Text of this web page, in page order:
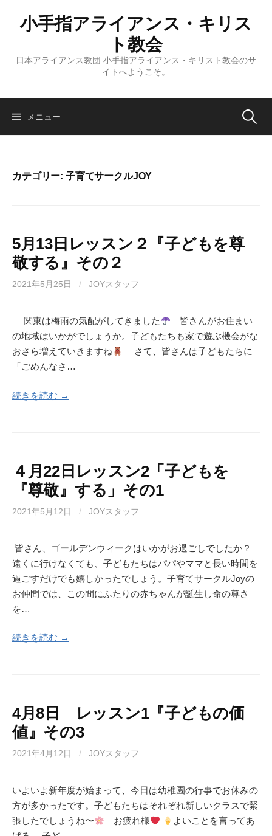
ス
小手指アライアンス・キリス
ト教会
日本アライアンス教団 小手指アライアンス・キリスト教会のサ
イトへようこそ。
メニュー 検
カテゴリー: 子育てサークルJOY
5月13日レッスン２『子どもを尊
敬する』その２
2021年5月25日 / JOYスタッフ
関東は梅雨の気配がしてきました
皆さんがお住まい
の地域はいかがでしょうか。子どもたちも家で遊ぶ機会がな
おさら増えていきますね
さて、皆さんは子どもたちに
「ごめんなさ…
続きを読む →
４月22日レッスン2「子どもを
『尊敬』する」その1
2021年5月12日 / JOYスタッフ
皆さん、ゴールデンウィークはいかがお過ごしでしたか？
遠くに行けなくても、子どもたちはパパやママと長い時間を
過ごすだけでも嬉しかったでしょう。子育てサークルJoyの
お仲間では、この間にふたりの赤ちゃんが誕生し命の尊さ
を…
続きを読む →
4月8日 レッスン1『子どもの価
値』その3
2021年4月12日 / JOYスタッフ
いよいよ新年度が始まって、今日は幼稚園の行事でお休みの
方が多かったです。子どもたちはそれぞれ新しいクラスで緊
張したでしょうね〜
お疲れ様
よいことを言ってあ